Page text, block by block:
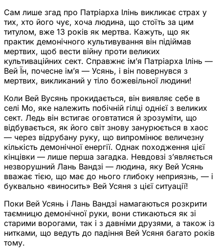
Сам лише згад про Патріарха Ілінь викликає страх у
тих, хто його чує, хоча людина, що стоїть за цим
титулом, вже 13 років як мертва. Кажуть, що як
практик демонічного культивування він підіймав
мертвих, щоб вести війну проти великих
культиваційних сект. Справжнє ім’я Патріарха Ілінь —
Вей Їн, почесне ім’я — Усянь, і він повернувся з
мертвих, викликаний у тіло божевільної людини!
Коли Вей Вусянь прокидається, він виявляє себе в
селі Мо, яке належить побічній гілці однієї з великих
сект. Ледь він встигає оговтатися й зрозуміти, що
відбувається, як його світ знову занурюється в хаос
— через відрубану руку, що випромінює величезну
кількість демонічної енергії. Однак походження цієї
кінцівки — лише перша загадка. Невдовзі з’являється
незворушний Лань Вандзі — людина, яку Вей Усянь
вважає тією, що має до нього глибоку неприязнь, — і
буквально «виносить» Вей Усяня з цієї ситуації!
Поки Вей Усянь і Лань Вандзі намагаються розкрити
таємницю демонічної руки, вони стикаються як зі
старими ворогами, так і з давніми друзями, а також із
нитками, що ведуть до падіння Вей Усяня багато років
тому.